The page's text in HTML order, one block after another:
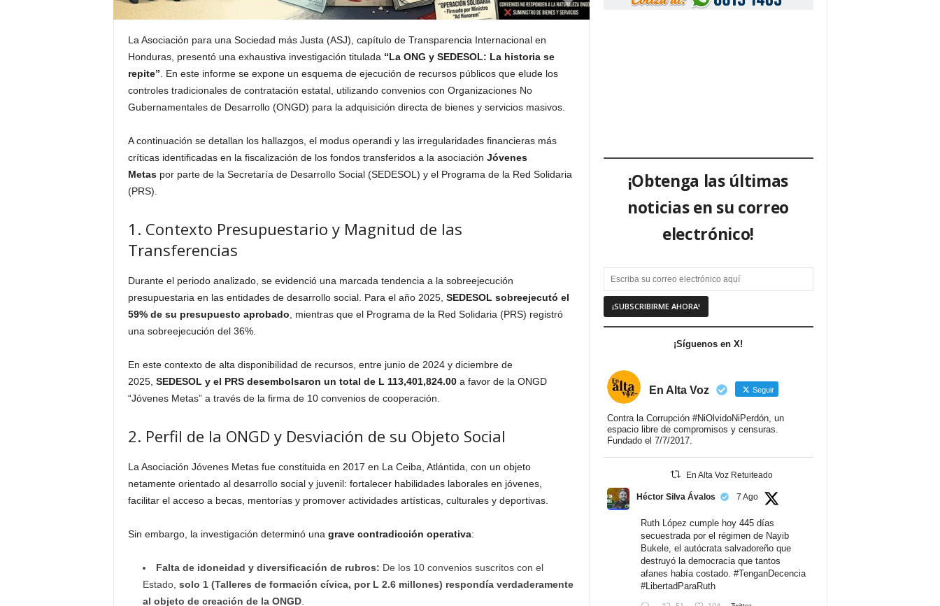
La Asociación para una Sociedad más Justa (ASJ), capítulo de Transparencia Internacional en
Honduras, presentó una exhaustiva investigación titulada “La ONG y SEDESOL: La historia se
repite” . En este informe se expone un esquema de ejecución de recursos públicos que elude los
controles tradicionales de contratación estatal, utilizando convenios con Organizaciones No
Gubernamentales de Desarrollo (ONGD) para la adquisición directa de bienes y servicios masivos.
A continuación se detallan los hallazgos, el modus operandi y las irregularidades financieras más
críticas identificadas en la fiscalización de los fondos transferidos a la asociación Jóvenes
Metaspor parte de la Secretaría de Desarrollo Social (SEDESOL) y el Programa de la Red Solidaria
(PRS).
1. Contexto Presupuestario y Magnitud de las
Transferencias
Durante el periodo analizado, se evidenció una marcada tendencia a la sobreejecución
presupuestaria en las entidades de desarrollo social. Para el año 2025, SEDESOL sobreejecutó el
59% de su presupuesto aprobado , mientras que el Programa de la Red Solidaria (PRS) registró
una sobreejecución del 36%.
En este contexto de alta disponibilidad de recursos, entre junio de 2024 y diciembre de
2025, SEDESOL y el PRS desembolsaron un total de L 113,401,824.00a favor de la ONGD
“Jóvenes Metas” a través de la firma de 10 convenios de cooperación.
2. Perfil de la ONGD y Desviación de su Objeto Social
La Asociación Jóvenes Metas fue constituida en 2017 en La Ceiba, Atlántida, con un objeto
netamente orientado al desarrollo social y juvenil: fortalecer habilidades laborales en jóvenes,
facilitar el acceso a becas, mentorías y promover actividades artísticas, culturales y deportivas.
Sin embargo, la investigación determinó una grave contradicción operativa:
Falta de idoneidad y diversificación de rubros: De los 10 convenios suscritos con el
Estado, solo 1 (Talleres de formación cívica, por L 2.6 millones) respondía verdaderamente
al objeto de creación de la ONGD.
¡Obtenga las últimas
noticias en su correo
electrónico!
¡Síguenos en X!
En Alta Voz Seguir
Contra la Corrupción #NiOlvidoNiPerdón, un
espacio libre de compromisos y censuras.
Fundado el 7/7/2017.
En Alta Voz Retuiteado
Héctor Silva Ávalos 7 Ago
Ruth López cumple hoy 445 días
secuestrada por el régimen de Nayib
Bukele, el autócrata salvadoreño que
destruyó la democracia que tantos
afanes había costado. #TenganDecencia
#LibertadParaRuth